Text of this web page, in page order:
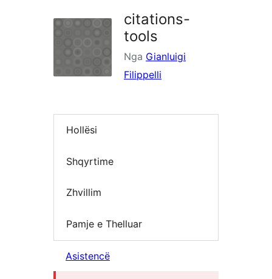
citations-
tools
Nga Gianluigi
Filippelli
Hollësi
Shqyrtime
Zhvillim
Pamje e Thelluar
Asistencë